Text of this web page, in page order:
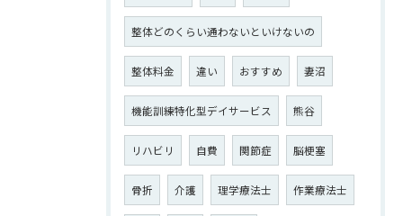
整体どのくらい通わないといけないの
整体料金 違い おすすめ 妻沼
機能訓練特化型デイサービス 熊谷
リハビリ 自費 関節症 脳梗塞
骨折 介護 理学療法士 作業療法士